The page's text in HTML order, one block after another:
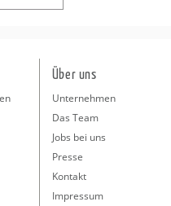
Über uns
Unternehmen
Das Team
Jobs bei uns
Presse
Kontakt
Impressum